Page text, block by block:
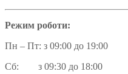
Режим роботи:
Пн – Пт: з 09:00 до 19:00
Сб: з 09:30 до 18:00